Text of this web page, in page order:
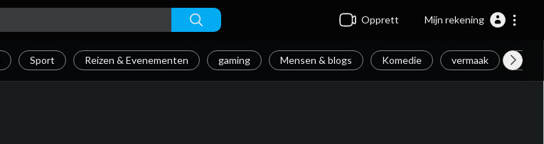
Opprett Mijn rekening
Sport Reizen & Evenementen gaming Mensen & blogs Komedie vermaak